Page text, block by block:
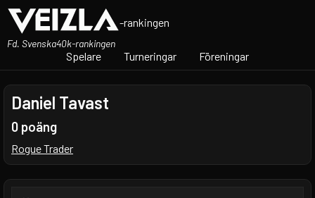
-rankingen
Fd. Svenska40k-rankingen
Spelare Turneringar Föreningar
Daniel Tavast
0 poäng
Rogue Trader